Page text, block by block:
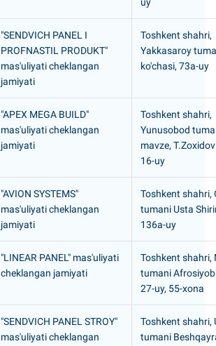
"SENDVICH PANEL I
PROFNASTIL PRODUKT"
mas'uliyati cheklangan
jamiyati
Toshkent shahri,
Yakkasaroy
ko'chasi, 73a-uy
"APEX MEGA BUILD"
mas'uliyati cheklangan
jamiyati
Toshkent shahri,
Yunusobod
mavze,
16-uy
"AVION SYSTEMS"
mas'uliyati cheklangan
jamiyati
Toshkent shahri,
tumani Usta
136a-uy
"LINEAR PANEL" mas'uliyati
cheklangan jamiyati
Toshkent shahri,
tumani Afrosiyob
27-uy, 55-xona
"SENDVICH PANEL STROY"
mas'uliyati cheklangan
Toshkent shahri,
tumani